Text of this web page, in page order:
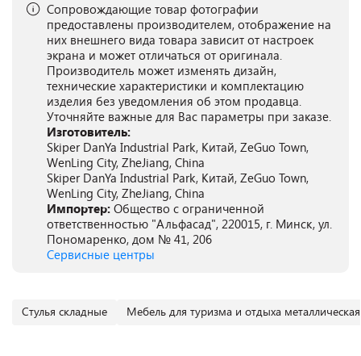
Сопровождающие товар фотографии
предоставлены производителем, отображение на
них внешнего вида товара зависит от настроек
экрана и может отличаться от оригинала.
Производитель может изменять дизайн,
технические характеристики и комплектацию
изделия без уведомления об этом продавца.
Уточняйте важные для Вас параметры при заказе.
Изготовитель:
Skiper DanYa Industrial Park, Китай, ZeGuo Town,
WenLing City, ZheJiang, China
Skiper DanYa Industrial Park, Китай, ZeGuo Town,
WenLing City, ZheJiang, China
Импортер: Общество с ограниченной
ответственностью "Альфасад", 220015, г. Минск, ул.
Пономаренко, дом № 41, 206
Сервисные центры
Cтулья складные Мебель для туризма и отдыха металлическая